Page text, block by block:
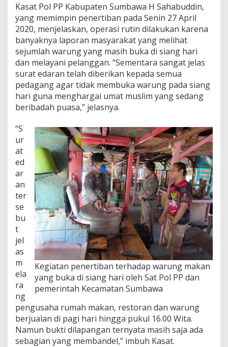
a
n
a
t
P
o
P
S
u
b
a
w
a
Kasat Pol PP Kabupaten Sumbawa H Sahabuddin,
yang memimpin penertiban pada Senin 27 April
2020, menjelaskan, operasi rutin dilakukan karena
banyaknya laporan masyarakat yang melihat
sejumlah warung yang masih buka di siang hari
dan melayani pelanggan. “Sementara sangat jelas
surat edaran telah diberikan kepada semua
pedagang agar tidak membuka warung pada siang
hari guna menghargai umat muslim yang sedang
beribadah puasa,” jelasnya.
Kegiatan penertiban terhadap warung makan
yang buka di siang hari oleh Sat Pol PP dan
pemerintah Kecamatan Sumbawa
“S
ur
at
ed
ar
an
ter
se
bu
t
jel
as
m
ela
ra
ng
pengusaha rumah makan, restoran dan warung
berjualan di pagi hari hingga pukul 16.00 Wita.
Namun bukti dilapangan ternyata masih saja ada
sebagian yang membandel,” imbuh Kasat.